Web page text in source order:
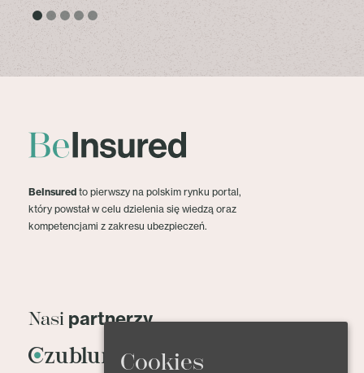
BeInsured to pierwszy na polskim rynku portal,
który powstał w celu dzielenia się wiedzą oraz
kompetencjami z zakresu ubezpieczeń.
Nasi partnerzy
Cookies